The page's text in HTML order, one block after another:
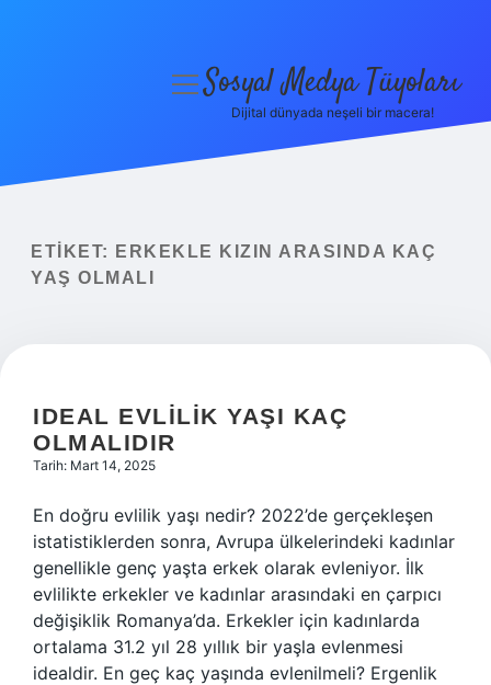
Yasal Uyarı
menüyüSosyal Medya Tüyoları
Dijital dünyada neşeli bir macera!
ETIKET:
ERKEKLE KIZIN ARASINDA KAÇ
YAŞ OLMALI
IDEAL EVLILIK YAŞI KAÇ
OLMALIDIR
Tarih: Mart 14, 2025
En doğru evlilik yaşı nedir? 2022’de gerçekleşen
istatistiklerden sonra, Avrupa ülkelerindeki kadınlar
genellikle genç yaşta erkek olarak evleniyor. İlk
evlilikte erkekler ve kadınlar arasındaki en çarpıcı
değişiklik Romanya’da. Erkekler için kadınlarda
ortalama 31.2 yıl 28 yıllık bir yaşla evlenmesi
idealdir. En geç kaç yaşında evlenilmeli? Ergenlik